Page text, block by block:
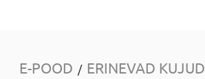
E-POOD / ERINEVAD KUJUD